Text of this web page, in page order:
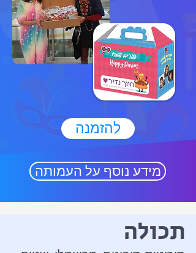
להזמנה
מידע נוסף על העמותה
תכולה